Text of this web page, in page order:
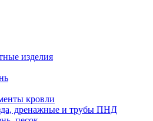
изделия
кровли
дренажные и трубы ПНД